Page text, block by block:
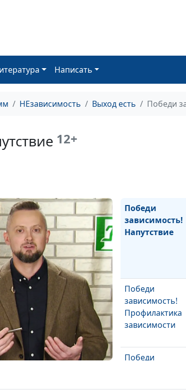
Написать
НЕзависимость Выход есть Победи
12+
Победи
зависимость!
Напутствие
Победи
зависимость!
Профилактика
зависимости
Победи